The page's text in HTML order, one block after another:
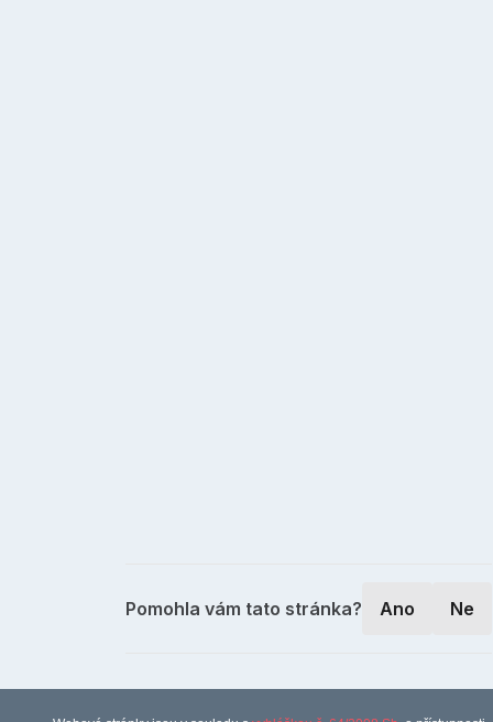
Pomohla vám tato stránka? Ano Ne